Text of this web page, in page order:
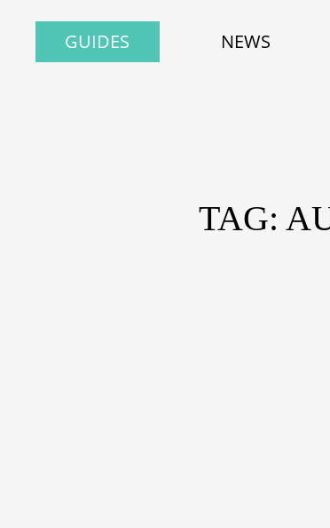
GUIDES NEWS
TAG: